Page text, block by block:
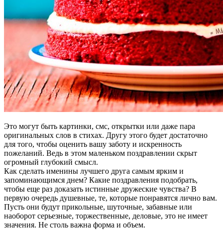
Это могут быть картинки, смс, открытки или даже пара
оригинальных слов в стихах. Другу этого будет достаточно
для того, чтобы оценить вашу заботу и искренность
пожеланий. Ведь в этом маленьком поздравлении скрыт
огромный глубокий смысл.
Как сделать именины лучшего друга самым ярким и
запоминающимся днем? Какие поздравления подобрать,
чтобы еще раз доказать истинные дружеские чувства? В
первую очередь душевные, те, которые понравятся лично вам.
Пусть они будут прикольные, шуточные, забавные или
наоборот серьезные, торжественные, деловые, это не имеет
значения. Не столь важна форма и объем.